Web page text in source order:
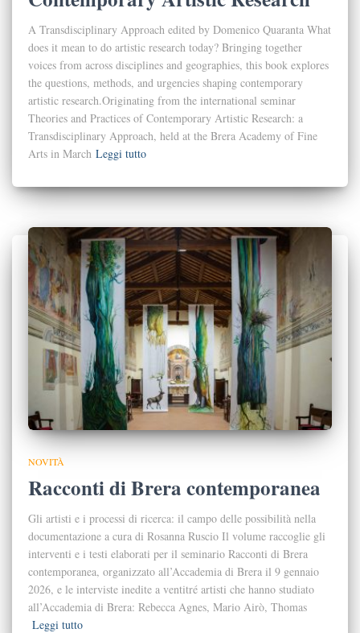
A Transdisciplinary Approach edited by Domenico Quaranta What
does it mean to do artistic research today? Bringing together
voices from across disciplines and geographies, this book explores
the questions, methods, and urgencies shaping contemporary
artistic research.Originating from the international seminar
Theories and Practices of Contemporary Artistic Research: a
Transdisciplinary Approach, held at the Brera Academy of Fine
Arts in March Leggi tutto
NOVITÀ
Racconti di Brera contemporanea
Gli artisti e i processi di ricerca: il campo delle possibilità nella
documentazione a cura di Rosanna Ruscio Il volume raccoglie gli
interventi e i testi elaborati per il seminario Racconti di Brera
contemporanea, organizzato all’Accademia di Brera il 9 gennaio
2026, e le interviste inedite a ventitré artisti che hanno studiato
all’Accademia di Brera: Rebecca Agnes, Mario Airò, Thomas
Leggi tutto